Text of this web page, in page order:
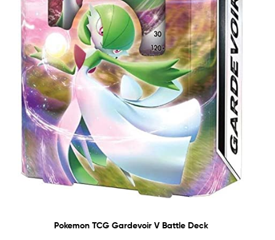
Pokemon TCG Gardevoir V Battle Deck